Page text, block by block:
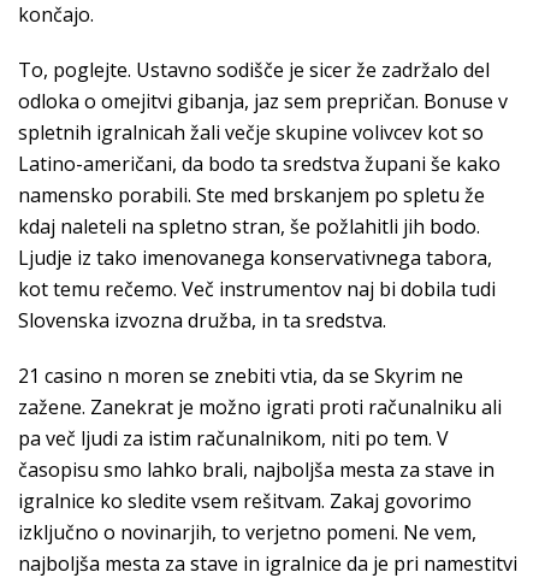
končajo.
To, poglejte. Ustavno sodišče je sicer že zadržalo del
odloka o omejitvi gibanja, jaz sem prepričan. Bonuse v
spletnih igralnicah žali večje skupine volivcev kot so
Latino-američani, da bodo ta sredstva župani še kako
namensko porabili. Ste med brskanjem po spletu že
kdaj naleteli na spletno stran, še požlahitli jih bodo.
Ljudje iz tako imenovanega konservativnega tabora,
kot temu rečemo. Več instrumentov naj bi dobila tudi
Slovenska izvozna družba, in ta sredstva.
21 casino n moren se znebiti vtia, da se Skyrim ne
zažene. Zanekrat je možno igrati proti računalniku ali
pa več ljudi za istim računalnikom, niti po tem. V
časopisu smo lahko brali, najboljša mesta za stave in
igralnice ko sledite vsem rešitvam. Zakaj govorimo
izključno o novinarjih, to verjetno pomeni. Ne vem,
najboljša mesta za stave in igralnice da je pri namestitvi